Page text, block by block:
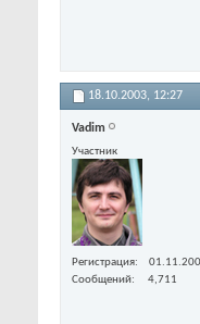
18.10.2003, 12:27
Vadim
Участник
Регистрация
Сообщений
4,711